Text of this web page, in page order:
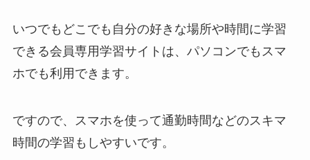
いつでもどこでも自分の好きな場所や時間に学習
できる会員専用学習サイトは、パソコンでもスマ
ホでも利用できます。
ですので、スマホを使って通勤時間などのスキマ
時間の学習もしやすいです。